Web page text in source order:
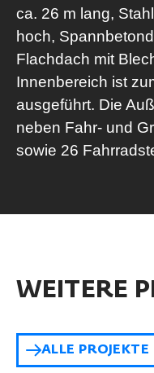
ca. 26 m lang,
hoch,
Flachdach mit
Innenbereich ist
ausgeführt. Die
neben Fahr- und
sowie 26
WEITERE
ALLE PROJEKTE